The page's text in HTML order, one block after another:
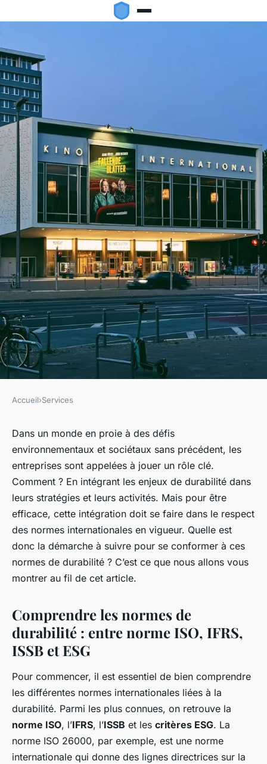
Quelle démarche pour la mise
en conformité avec les normes
internationales de durabilité ?
Julie• 12 février 2024•5 min de lecture
Accueil›Services
Dans un monde en proie à des défis
environnementaux et sociétaux sans précédent, les
entreprises sont appelées à jouer un rôle clé.
Comment ? En intégrant les enjeux de durabilité dans
leurs stratégies et leurs activités. Mais pour être
efficace, cette intégration doit se faire dans le respect
des normes internationales en vigueur. Quelle est
donc la démarche à suivre pour se conformer à ces
normes de durabilité ? C’est ce que nous allons vous
montrer au fil de cet article.
Comprendre les normes de
durabilité : entre norme ISO, IFRS,
ISSB et ESG
Pour commencer, il est essentiel de bien comprendre
les différentes normes internationales liées à la
durabilité. Parmi les plus connues, on retrouve la
norme ISO, l’IFRS, l’ISSB et les critères ESG. La
norme ISO 26000, par exemple, est une norme
internationale qui donne des lignes directrices sur la